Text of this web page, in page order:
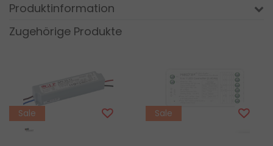
Produktinformation
Zugehörige Produkte
Sale Sale